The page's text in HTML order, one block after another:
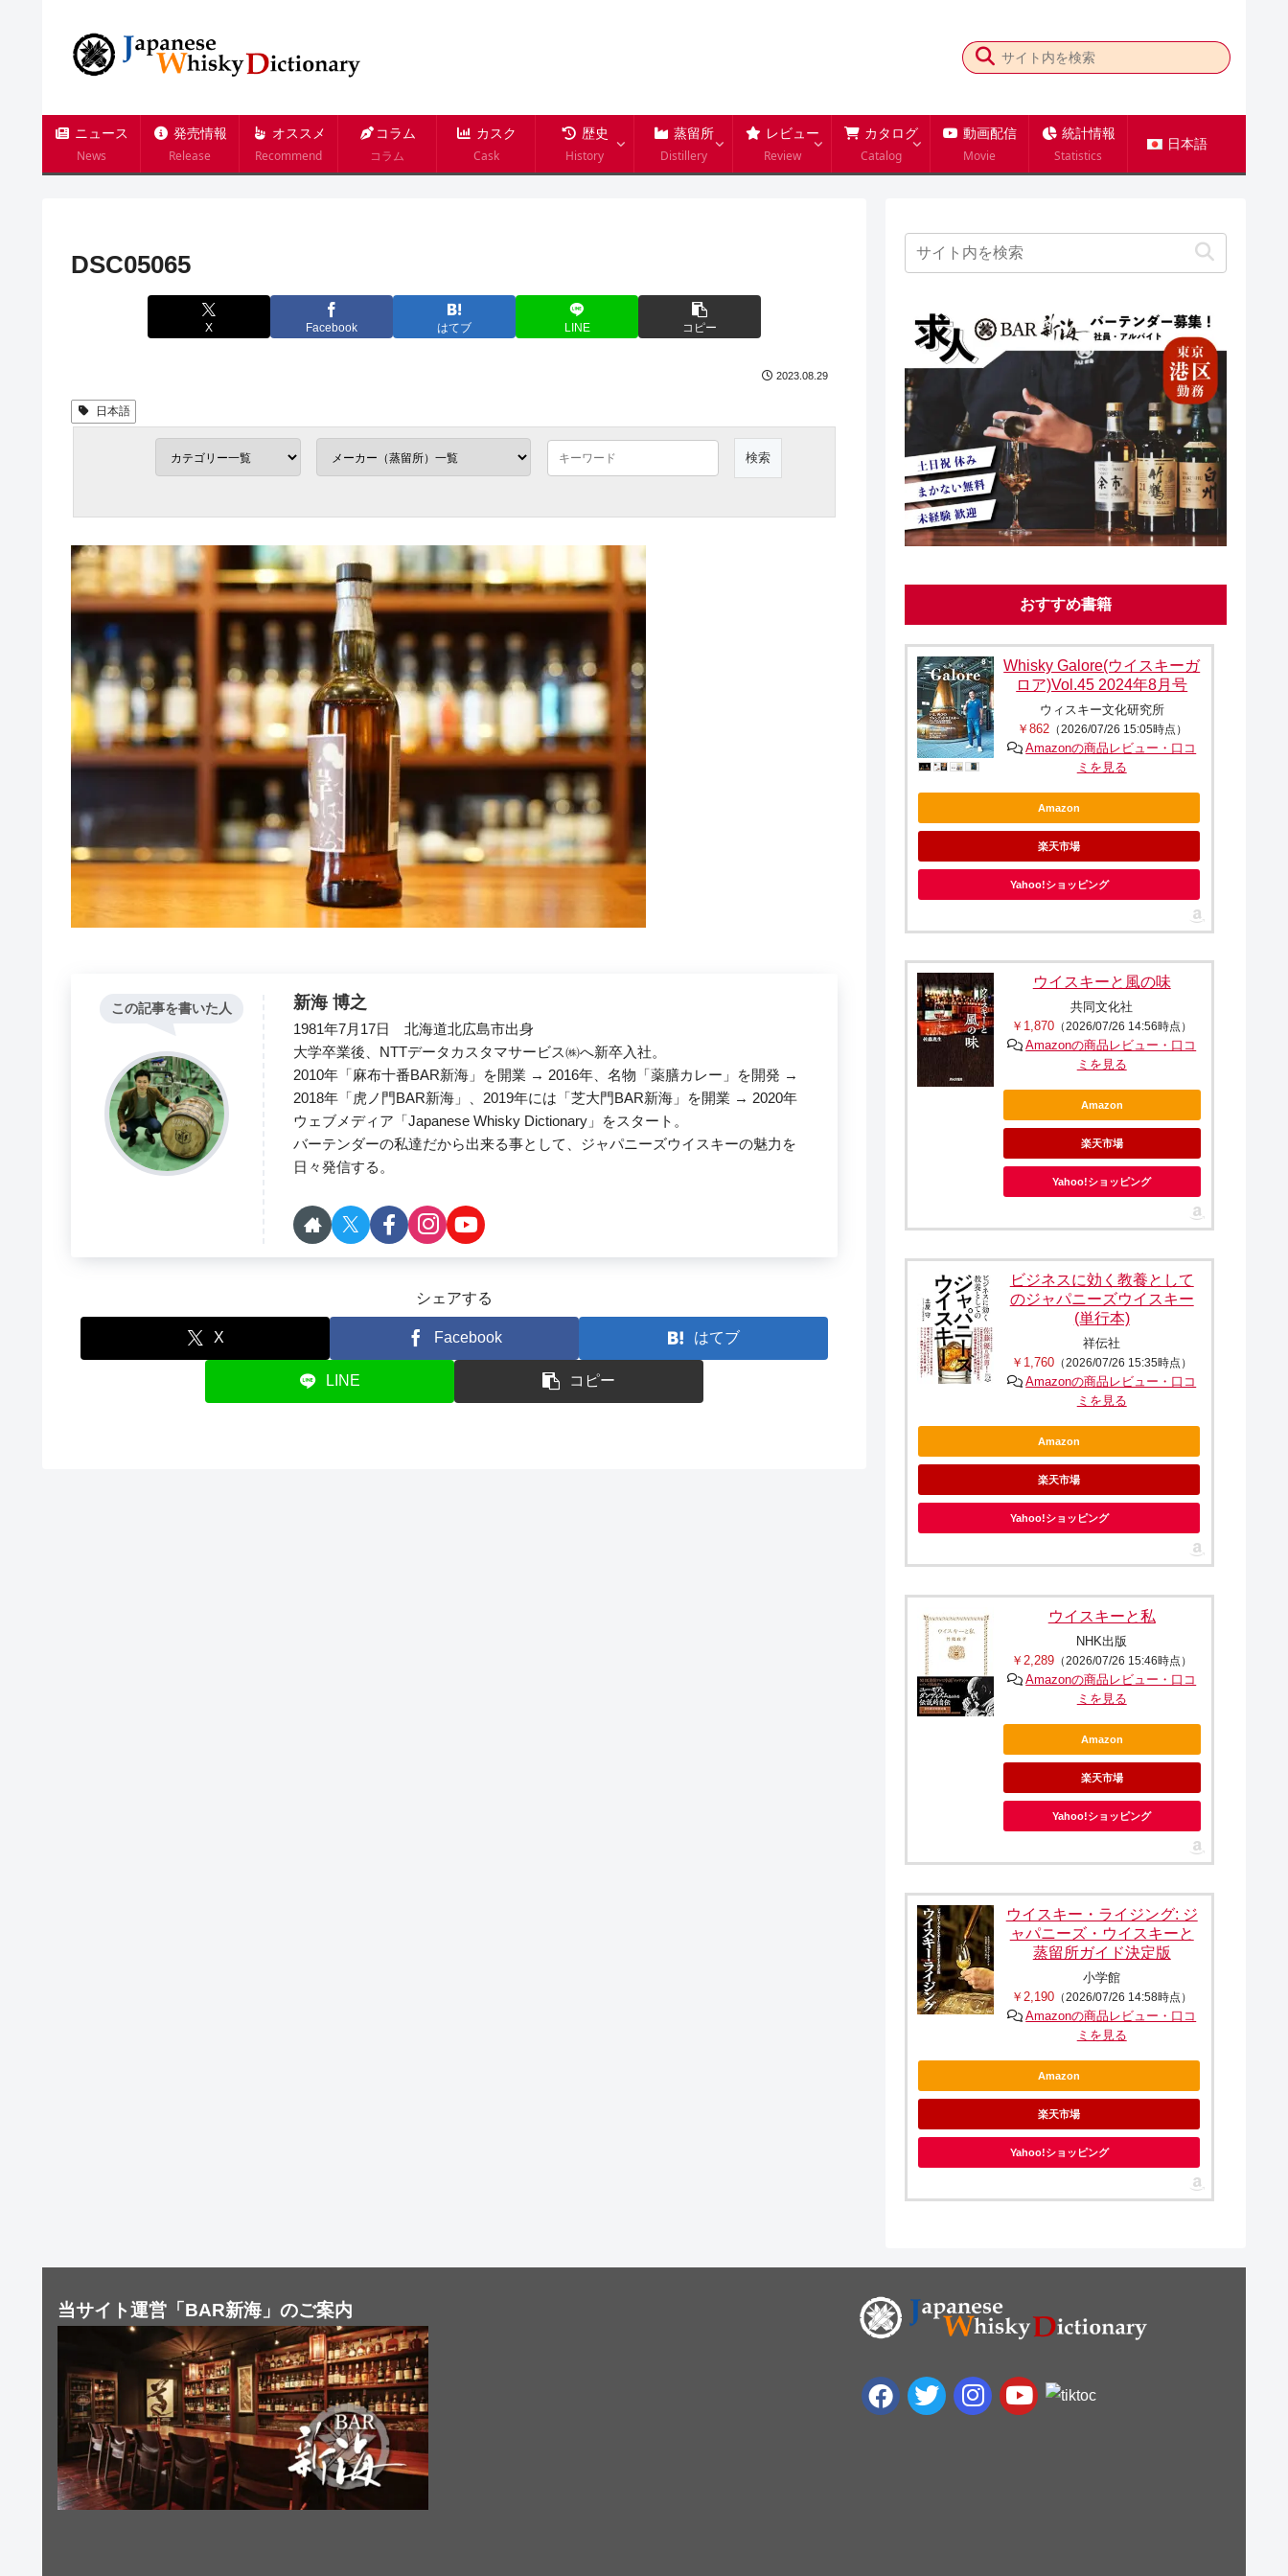
ニュース
News
発売情報
Release
オススメ
Recommend
コラム
コラム
カスク
Cask
歴史
History
蒸留所
Distillery
レビュー
Review
カタログ
Catalog
動画配信
Movie
統計情報
Statistics
日本語
DSC05065
X Facebook はてブ LINE コピー
2023.08.29
日本語
この記事を書いた人 新海 博之
1981年7月17日 北海道北広島市出身
大学卒業後、NTTデータカスタマサービス㈱へ新卒入社。
2010年「麻布十番BAR新海」を開業 → 2016年、名物「薬膳カレー」を開発 →
2018年「虎ノ門BAR新海」、2019年には「芝大門BAR新海」を開業 → 2020年
ウェブメディア「Japanese Whisky Dictionary」をスタート。
バーテンダーの私達だから出来る事として、ジャパニーズウイスキーの魅力を
日々発信する。
シェアする
X Facebook はてブ
LINE コピー
おすすめ書籍
Whisky Galore(ウイスキーガ
ロア)Vol.45 2024年8月号
ウィスキー文化研究所
￥862（2026/07/26 15:05時点）
Amazonの商品レビュー・口コ
ミを見る
Amazon
楽天市場
Yahoo!ショッピング
ウイスキーと風の味
共同文化社
￥1,870 （2026/07/26 14:56時点）
Amazonの商品レビュー・口コ
ミを見る
Amazon
楽天市場
Yahoo!ショッピング
ビジネスに効く教養として
のジャパニーズウイスキー
(単行本)
祥伝社
￥1,760 （2026/07/26 15:35時点）
Amazonの商品レビュー・口コ
ミを見る
Amazon
楽天市場
Yahoo!ショッピング
ウイスキーと私
NHK出版
￥2,289 （2026/07/26 15:46時点）
Amazonの商品レビュー・口コ
ミを見る
Amazon
楽天市場
Yahoo!ショッピング
ウイスキー・ライジング: ジ
ャパニーズ・ウイスキーと
蒸留所ガイド決定版
小学館
￥2,190 （2026/07/26 14:58時点）
Amazonの商品レビュー・口コ
ミを見る
Amazon
楽天市場
Yahoo!ショッピング
当サイト運営「BAR新海」のご案内